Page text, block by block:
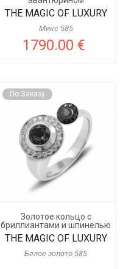
THE MAGIC OF LUXURY
Микс 585
1790.00 €
По Заказу
Золотое кольцо с
бриллиантами и шпинелью
THE MAGIC OF LUXURY
Белое золото 585